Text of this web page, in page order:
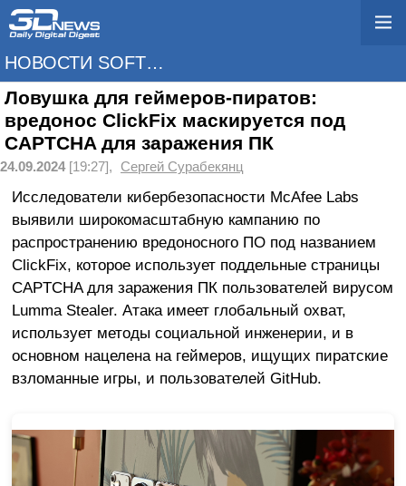
НОВОСТИ SOFTWARE
Ловушка для геймеров-пиратов:
вредонос ClickFix маскируется под
CAPTCHA для заражения ПК
24.09.2024[19:27], Сергей Сурабекянц
Исследователи кибербезопасности McAfee Labs
выявили широкомасштабную кампанию по
распространению вредоносного ПО под названием
ClickFix, которое использует поддельные страницы
CAPTCHA для заражения ПК пользователей вирусом
Lumma Stealer. Атака имеет глобальный охват,
использует методы социальной инженерии, и в
основном нацелена на геймеров, ищущих пиратские
взломанные игры, и пользователей GitHub.